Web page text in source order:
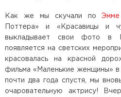
Как же мы скучали по
Поттера» и «Красавицы и
выкладывает свои фото в
появляется на светских
красовалась на красной
фильма «Маленькие женщины» в
почти два года спустя, мы
очаровательную актрису!